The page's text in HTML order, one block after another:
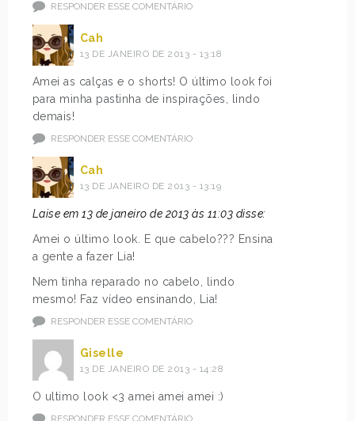
RESPONDER ESSE COMENTÁRIO
Cah
13 DE JANEIRO DE 2013 - 13:18
Amei as calças e o shorts! O último look foi
para minha pastinha de inspirações, lindo
demais!
RESPONDER ESSE COMENTÁRIO
Cah
13 DE JANEIRO DE 2013 - 13:19
Laise em 13 de janeiro de 2013 às 11:03 disse:
Amei o último look. E que cabelo??? Ensina
a gente a fazer Lia!
Nem tinha reparado no cabelo, lindo
mesmo! Faz vídeo ensinando, Lia!
RESPONDER ESSE COMENTÁRIO
Giselle
13 DE JANEIRO DE 2013 - 14:28
O ultimo look <3 amei amei amei :)